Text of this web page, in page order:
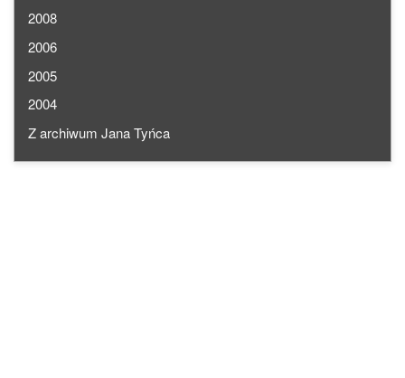
2008
2006
2005
2004
Z archiwum Jana Tyńca